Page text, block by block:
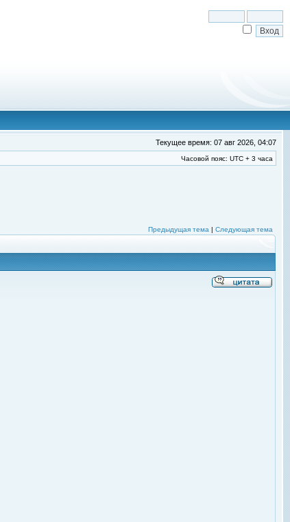
Текущее время: 07 авг 2026, 04:07
Часовой пояс: UTC + 3 часа
Предыдущая тема | Следующая тема